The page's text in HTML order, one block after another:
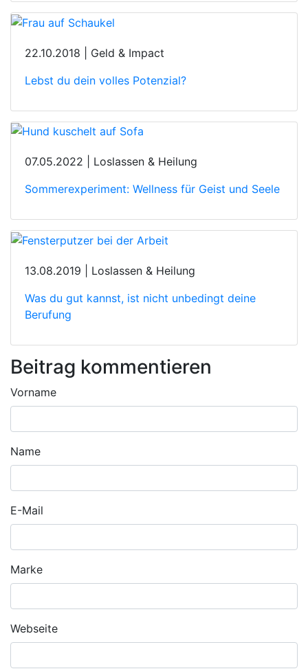
22.10.2018 | Geld & Impact
Lebst du dein volles Potenzial?
07.05.2022 | Loslassen & Heilung
Sommerexperiment: Wellness für Geist und Seele
13.08.2019 | Loslassen & Heilung
Was du gut kannst, ist nicht unbedingt deine
Berufung
Beitrag kommentieren
Vorname
Name
E-Mail
Marke
Webseite